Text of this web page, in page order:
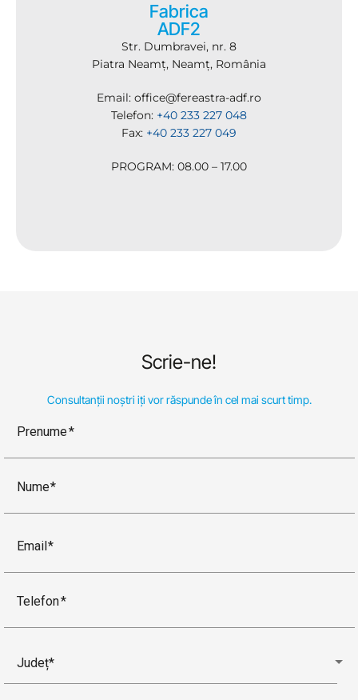
Fabrica
ADF2
Str. Dumbravei, nr. 8
Piatra Neamț, Neamț, România
Email: office@fereastra-adf.ro
Telefon: +40 233 227 048
Fax: +40 233 227 049
PROGRAM: 08.00 – 17.00
Scrie-ne!
Consultanții noștri iți vor răspunde în cel mai scurt timp.
Prenume
Nume
Email
Telefon
Județ